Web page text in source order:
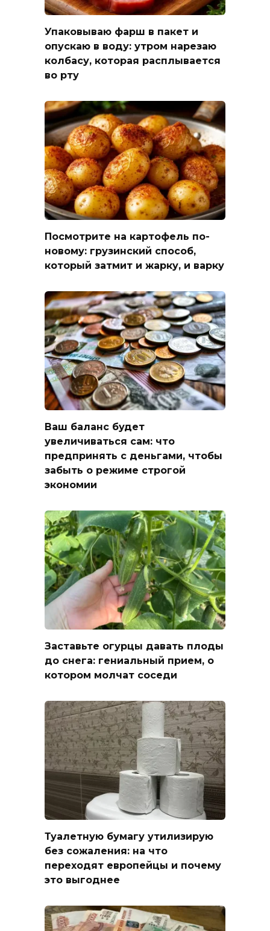
Упаковываю фарш в пакет и
опускаю в воду: утром нарезаю
колбасу, которая расплывается
во рту
Посмотрите на картофель по-
новому: грузинский способ,
который затмит и жарку, и варку
Ваш баланс будет
увеличиваться сам: что
предпринять с деньгами, чтобы
забыть о режиме строгой
экономии
Заставьте огурцы давать плоды
до снега: гениальный прием, о
котором молчат соседи
Туалетную бумагу утилизирую
без сожаления: на что
переходят европейцы и почему
это выгоднее